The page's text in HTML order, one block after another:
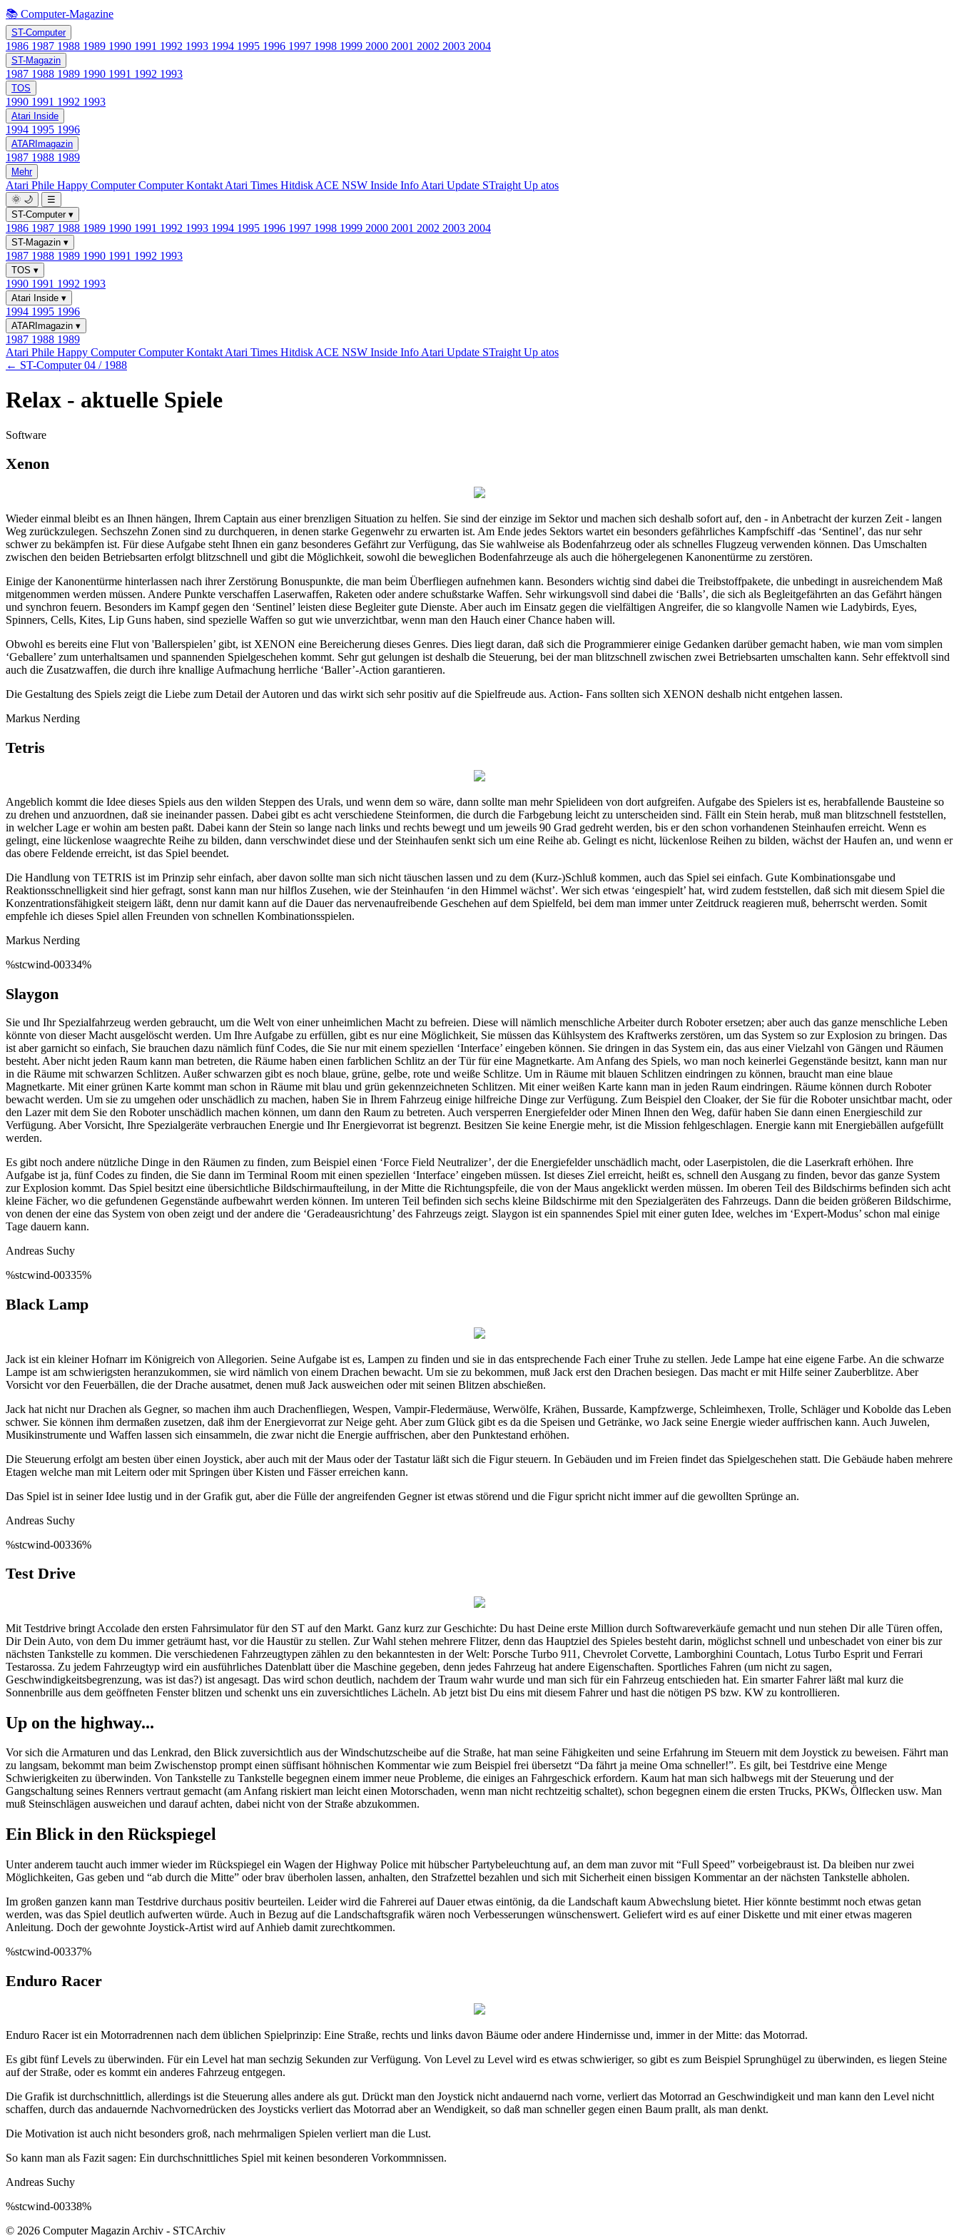
📚 Computer-Magazine
ST-Computer
1986 1987 1988 1989 1990 1991 1992 1993 1994 1995 1996 1997 1998 1999 2000 2001 2002 2003 2004
ST-Magazin
1987 1988 1989 1990 1991 1992 1993
TOS
1990 1991 1992 1993
Atari Inside
1994 1995 1996
ATARImagazin
1987 1988 1989
Mehr
Atari Phile Happy ComputerComputer Kontakt Atari Times Hitdisk ACE NSW Inside Info Atari Update STraight Up atos
🌞 🌙
☰
ST-Computer ▾
1986 1987 1988 1989 1990 1991 1992 1993 1994 1995 1996 1997 1998 1999 2000 2001 2002 2003 2004
ST-Magazin ▾
1987 1988 1989 1990 1991 1992 1993
TOS ▾
1990 1991 1992 1993
Atari Inside ▾
1994 1995 1996
ATARImagazin ▾
1987 1988 1989
Atari Phile Happy ComputerComputer Kontakt Atari Times Hitdisk ACE NSW Inside Info Atari Update STraight Up atos
← ST-Computer 04 / 1988
Relax - aktuelle Spiele
Software
Xenon
Wieder einmal bleibt es an Ihnen hängen, Ihrem Captain aus einer brenzligen Situation zu helfen. Sie sind der einzige im Sektor und machen sich deshalb sofort auf, den - in Anbetracht der kurzen Zeit - langen
Weg zurückzulegen. Sechszehn Zonen sind zu durchqueren, in denen starke Gegenwehr zu erwarten ist. Am Ende jedes Sektors wartet ein besonders gefährliches Kampfschiff -das ‘Sentinel’, das nur sehr
schwer zu bekämpfen ist. Für diese Aufgabe steht Ihnen ein ganz besonderes Gefährt zur Verfügung, das Sie wahlweise als Bodenfahrzeug oder als schnelles Flugzeug verwenden können. Das Umschalten
zwischen den beiden Betriebsarten erfolgt blitzschnell und gibt die Möglichkeit, sowohl die beweglichen Bodenfahrzeuge als auch die höhergelegenen Kanonentürme zu zerstören.
Einige der Kanonentürme hinterlassen nach ihrer Zerstörung Bonuspunkte, die man beim Überfliegen aufnehmen kann. Besonders wichtig sind dabei die Treibstoffpakete, die unbedingt in ausreichendem Maß
mitgenommen werden müssen. Andere Punkte verschaffen Laserwaffen, Raketen oder andere schußstarke Waffen. Sehr wirkungsvoll sind dabei die ‘Balls’, die sich als Begleitgefährten an das Gefährt hängen
und synchron feuern. Besonders im Kampf gegen den ‘Sentinel’ leisten diese Begleiter gute Dienste. Aber auch im Einsatz gegen die vielfältigen Angreifer, die so klangvolle Namen wie Ladybirds, Eyes,
Spinners, Cells, Kites, Lip Guns haben, sind spezielle Waffen so gut wie unverzichtbar, wenn man den Hauch einer Chance haben will.
Obwohl es bereits eine Flut von 'Ballerspielen’ gibt, ist XENON eine Bereicherung dieses Genres. Dies liegt daran, daß sich die Programmierer einige Gedanken darüber gemacht haben, wie man vom simplen
‘Geballere’ zum unterhaltsamen und spannenden Spielgeschehen kommt. Sehr gut gelungen ist deshalb die Steuerung, bei der man blitzschnell zwischen zwei Betriebsarten umschalten kann. Sehr effektvoll sind
auch die Zusatzwaffen, die durch ihre knallige Aufmachung herrliche ‘Baller’-Action garantieren.
Die Gestaltung des Spiels zeigt die Liebe zum Detail der Autoren und das wirkt sich sehr positiv auf die Spielfreude aus. Action- Fans sollten sich XENON deshalb nicht entgehen lassen.
Markus Nerding
Tetris
Angeblich kommt die Idee dieses Spiels aus den wilden Steppen des Urals, und wenn dem so wäre, dann sollte man mehr Spielideen von dort aufgreifen. Aufgabe des Spielers ist es, herabfallende Bausteine so
zu drehen und anzuordnen, daß sie ineinander passen. Dabei gibt es acht verschiedene Steinformen, die durch die Farbgebung leicht zu unterscheiden sind. Fällt ein Stein herab, muß man blitzschnell feststellen,
in welcher Lage er wohin am besten paßt. Dabei kann der Stein so lange nach links und rechts bewegt und um jeweils 90 Grad gedreht werden, bis er den schon vorhandenen Steinhaufen erreicht. Wenn es
gelingt, eine lückenlose waagrechte Reihe zu bilden, dann verschwindet diese und der Steinhaufen senkt sich um eine Reihe ab. Gelingt es nicht, lückenlose Reihen zu bilden, wächst der Haufen an, und wenn er
das obere Feldende erreicht, ist das Spiel beendet.
Die Handlung von TETRIS ist im Prinzip sehr einfach, aber davon sollte man sich nicht täuschen lassen und zu dem (Kurz-)Schluß kommen, auch das Spiel sei einfach. Gute Kombinationsgabe und
Reaktionsschnelligkeit sind hier gefragt, sonst kann man nur hilflos Zusehen, wie der Steinhaufen ‘in den Himmel wächst’. Wer sich etwas ‘eingespielt’ hat, wird zudem feststellen, daß sich mit diesem Spiel die
Konzentrationsfähigkeit steigern läßt, denn nur damit kann auf die Dauer das nervenaufreibende Geschehen auf dem Spielfeld, bei dem man immer unter Zeitdruck reagieren muß, beherrscht werden. Somit
empfehle ich dieses Spiel allen Freunden von schnellen Kombinationsspielen.
Markus Nerding
%stcwind-00334%
Slaygon
Sie und Ihr Spezialfahrzeug werden gebraucht, um die Welt von einer unheimlichen Macht zu befreien. Diese will nämlich menschliche Arbeiter durch Roboter ersetzen; aber auch das ganze menschliche Leben
könnte von dieser Macht ausgelöscht werden. Um Ihre Aufgabe zu erfüllen, gibt es nur eine Möglichkeit, Sie müssen das Kühlsystem des Kraftwerks zerstören, um das System so zur Explosion zu bringen. Das
ist aber garnicht so einfach, Sie brauchen dazu nämlich fünf Codes, die Sie nur mit einem speziellen ‘Interface’ eingeben können. Sie dringen in das System ein, das aus einer Vielzahl von Gängen und Räumen
besteht. Aber nicht jeden Raum kann man betreten, die Räume haben einen farblichen Schlitz an der Tür für eine Magnetkarte. Am Anfang des Spiels, wo man noch keinerlei Gegenstände besitzt, kann man nur
in die Räume mit schwarzen Schlitzen. Außer schwarzen gibt es noch blaue, grüne, gelbe, rote und weiße Schlitze. Um in Räume mit blauen Schlitzen eindringen zu können, braucht man eine blaue
Magnetkarte. Mit einer grünen Karte kommt man schon in Räume mit blau und grün gekennzeichneten Schlitzen. Mit einer weißen Karte kann man in jeden Raum eindringen. Räume können durch Roboter
bewacht werden. Um sie zu umgehen oder unschädlich zu machen, haben Sie in Ihrem Fahrzeug einige hilfreiche Dinge zur Verfügung. Zum Beispiel den Cloaker, der Sie für die Roboter unsichtbar macht, oder
den Lazer mit dem Sie den Roboter unschädlich machen können, um dann den Raum zu betreten. Auch versperren Energiefelder oder Minen Ihnen den Weg, dafür haben Sie dann einen Energieschild zur
Verfügung. Aber Vorsicht, Ihre Spezialgeräte verbrauchen Energie und Ihr Energievorrat ist begrenzt. Besitzen Sie keine Energie mehr, ist die Mission fehlgeschlagen. Energie kann mit Energiebällen aufgefüllt
werden.
Es gibt noch andere nützliche Dinge in den Räumen zu finden, zum Beispiel einen ‘Force Field Neutralizer’, der die Energiefelder unschädlich macht, oder Laserpistolen, die die Laserkraft erhöhen. Ihre
Aufgabe ist ja, fünf Codes zu finden, die Sie dann im Terminal Room mit einen speziellen ‘Interface’ eingeben müssen. Ist dieses Ziel erreicht, heißt es, schnell den Ausgang zu finden, bevor das ganze System
zur Explosion kommt. Das Spiel besitzt eine übersichtliche Bildschirmaufteilung, in der Mitte die Richtungspfeile, die von der Maus angeklickt werden müssen. Im oberen Teil des Bildschirms befinden sich acht
kleine Fächer, wo die gefundenen Gegenstände aufbewahrt werden können. Im unteren Teil befinden sich sechs kleine Bildschirme mit den Spezialgeräten des Fahrzeugs. Dann die beiden größeren Bildschirme,
von denen der eine das System von oben zeigt und der andere die ‘Geradeausrichtung’ des Fahrzeugs zeigt. Slaygon ist ein spannendes Spiel mit einer guten Idee, welches im ‘Expert-Modus’ schon mal einige
Tage dauern kann.
Andreas Suchy
%stcwind-00335%
Black Lamp
Jack ist ein kleiner Hofnarr im Königreich von Allegorien. Seine Aufgabe ist es, Lampen zu finden und sie in das entsprechende Fach einer Truhe zu stellen. Jede Lampe hat eine eigene Farbe. An die schwarze
Lampe ist am schwierigsten heranzukommen, sie wird nämlich von einem Drachen bewacht. Um sie zu bekommen, muß Jack erst den Drachen besiegen. Das macht er mit Hilfe seiner Zauberblitze. Aber
Vorsicht vor den Feuerbällen, die der Drache ausatmet, denen muß Jack ausweichen oder mit seinen Blitzen abschießen.
Jack hat nicht nur Drachen als Gegner, so machen ihm auch Drachenfliegen, Wespen, Vampir-Fledermäuse, Werwölfe, Krähen, Bussarde, Kampfzwerge, Schleimhexen, Trolle, Schläger und Kobolde das Leben
schwer. Sie können ihm dermaßen zusetzen, daß ihm der Energievorrat zur Neige geht. Aber zum Glück gibt es da die Speisen und Getränke, wo Jack seine Energie wieder auffrischen kann. Auch Juwelen,
Musikinstrumente und Waffen lassen sich einsammeln, die zwar nicht die Energie auffrischen, aber den Punktestand erhöhen.
Die Steuerung erfolgt am besten über einen Joystick, aber auch mit der Maus oder der Tastatur läßt sich die Figur steuern. In Gebäuden und im Freien findet das Spielgeschehen statt. Die Gebäude haben mehrere
Etagen welche man mit Leitern oder mit Springen über Kisten und Fässer erreichen kann.
Das Spiel ist in seiner Idee lustig und in der Grafik gut, aber die Fülle der angreifenden Gegner ist etwas störend und die Figur spricht nicht immer auf die gewollten Sprünge an.
Andreas Suchy
%stcwind-00336%
Test Drive
Mit Testdrive bringt Accolade den ersten Fahrsimulator für den ST auf den Markt. Ganz kurz zur Geschichte: Du hast Deine erste Million durch Softwareverkäufe gemacht und nun stehen Dir alle Türen offen,
Dir Dein Auto, von dem Du immer geträumt hast, vor die Haustür zu stellen. Zur Wahl stehen mehrere Flitzer, denn das Hauptziel des Spieles besteht darin, möglichst schnell und unbeschadet von einer bis zur
nächsten Tankstelle zu kommen. Die verschiedenen Fahrzeugtypen zählen zu den bekanntesten in der Welt: Porsche Turbo 911, Chevrolet Corvette, Lamborghini Countach, Lotus Turbo Esprit und Ferrari
Testarossa. Zu jedem Fahrzeugtyp wird ein ausführliches Datenblatt über die Maschine gegeben, denn jedes Fahrzeug hat andere Eigenschaften. Sportliches Fahren (um nicht zu sagen,
Geschwindigkeitsbegrenzung, was ist das?) ist angesagt. Das wird schon deutlich, nachdem der Traum wahr wurde und man sich für ein Fahrzeug entschieden hat. Ein smarter Fahrer läßt mal kurz die
Sonnenbrille aus dem geöffneten Fenster blitzen und schenkt uns ein zuversichtliches Lächeln. Ab jetzt bist Du eins mit diesem Fahrer und hast die nötigen PS bzw. KW zu kontrollieren.
Up on the highway...
Vor sich die Armaturen und das Lenkrad, den Blick zuversichtlich aus der Windschutzscheibe auf die Straße, hat man seine Fähigkeiten und seine Erfahrung im Steuern mit dem Joystick zu beweisen. Fährt man
zu langsam, bekommt man beim Zwischenstop prompt einen süffisant höhnischen Kommentar wie zum Beispiel frei übersetzt “Da fährt ja meine Oma schneller!”. Es gilt, bei Testdrive eine Menge
Schwierigkeiten zu überwinden. Von Tankstelle zu Tankstelle begegnen einem immer neue Probleme, die einiges an Fahrgeschick erfordern. Kaum hat man sich halbwegs mit der Steuerung und der
Gangschaltung seines Renners vertraut gemacht (am Anfang riskiert man leicht einen Motorschaden, wenn man nicht rechtzeitig schaltet), schon begegnen einem die ersten Trucks, PKWs, Ölflecken usw. Man
muß Steinschlägen ausweichen und darauf achten, dabei nicht von der Straße abzukommen.
Ein Blick in den Rückspiegel
Unter anderem taucht auch immer wieder im Rückspiegel ein Wagen der Highway Police mit hübscher Partybeleuchtung auf, an dem man zuvor mit “Full Speed” vorbeigebraust ist. Da bleiben nur zwei
Möglichkeiten, Gas geben und “ab durch die Mitte” oder brav überholen lassen, anhalten, den Strafzettel bezahlen und sich mit Sicherheit einen bissigen Kommentar an der nächsten Tankstelle abholen.
Im großen ganzen kann man Testdrive durchaus positiv beurteilen. Leider wird die Fahrerei auf Dauer etwas eintönig, da die Landschaft kaum Abwechslung bietet. Hier könnte bestimmt noch etwas getan
werden, was das Spiel deutlich aufwerten würde. Auch in Bezug auf die Landschaftsgrafik wären noch Verbesserungen wünschenswert. Geliefert wird es auf einer Diskette und mit einer etwas mageren
Anleitung. Doch der gewohnte Joystick-Artist wird auf Anhieb damit zurechtkommen.
%stcwind-00337%
Enduro Racer
Enduro Racer ist ein Motorradrennen nach dem üblichen Spielprinzip: Eine Straße, rechts und links davon Bäume oder andere Hindernisse und, immer in der Mitte: das Motorrad.
Es gibt fünf Levels zu überwinden. Für ein Level hat man sechzig Sekunden zur Verfügung. Von Level zu Level wird es etwas schwieriger, so gibt es zum Beispiel Sprunghügel zu überwinden, es liegen Steine
auf der Straße, oder es kommt ein anderes Fahrzeug entgegen.
Die Grafik ist durchschnittlich, allerdings ist die Steuerung alles andere als gut. Drückt man den Joystick nicht andauernd nach vorne, verliert das Motorrad an Geschwindigkeit und man kann den Level nicht
schaffen, durch das andauernde Nachvornedrücken des Joysticks verliert das Motorrad aber an Wendigkeit, so daß man schneller gegen einen Baum prallt, als man denkt.
Die Motivation ist auch nicht besonders groß, nach mehrmaligen Spielen verliert man die Lust.
So kann man als Fazit sagen: Ein durchschnittliches Spiel mit keinen besonderen Vorkommnissen.
Andreas Suchy
%stcwind-00338%
© 2026 Computer Magazin Archiv - STCArchiv